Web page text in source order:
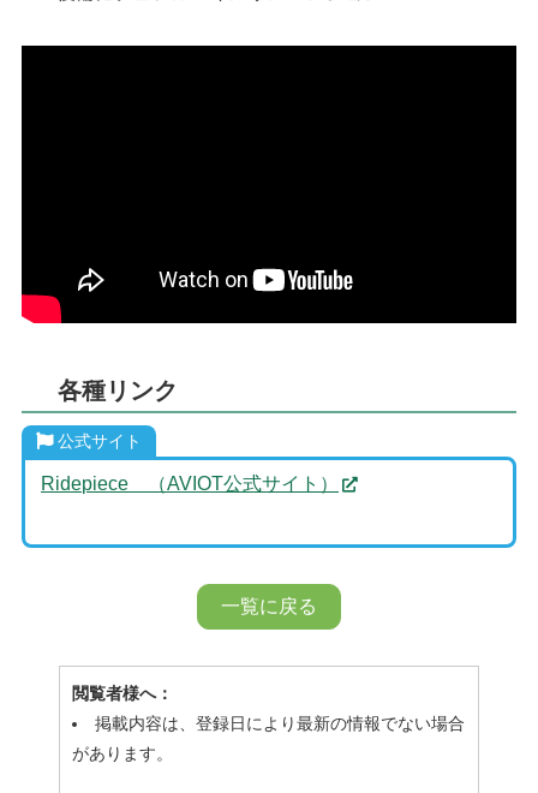
各種リンク
公式サイト
Ridepiece （AVIOT公式サイト）
一覧に戻る
閲覧者様へ：
掲載内容は、登録日により最新の情報でない場合
があります。